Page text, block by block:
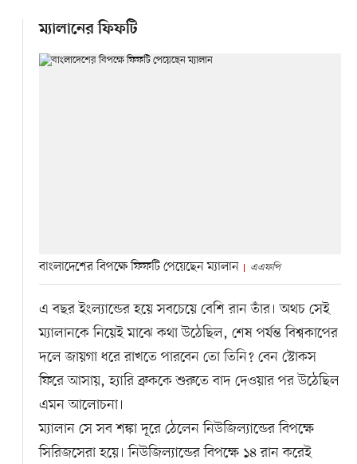
ম্যালানের ফিফটি
বাংলাদেশের বিপক্ষে ফিফটি পেয়েছেন ম্যালান এএফপি
এ বছর ইংল্যান্ডের হয়ে সবচেয়ে বেশি রান তাঁর। অথচ সেই
ম্যালানকে নিয়েই মাঝে কথা উঠেছিল, শেষ পর্যন্ত বিশ্বকাপের
দলে জায়গা ধরে রাখতে পারবেন তো তিনি? বেন স্টোকস
ফিরে আসায়, হ্যারি ব্রুককে শুরুতে বাদ দেওয়ার পর উঠেছিল
এমন আলোচনা।
ম্যালান সে সব শঙ্কা দূরে ঠেলেন নিউজিল্যান্ডের বিপক্ষে
সিরিজসেরা হয়ে। নিউজিল্যান্ডের বিপক্ষে ১৪ রান করেই